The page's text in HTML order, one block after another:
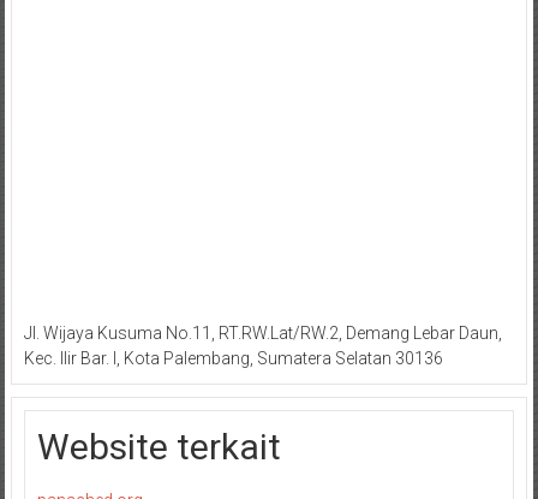
Jl. Wijaya Kusuma No.11, RT.RW.Lat/RW.2, Demang Lebar Daun,
Kec. Ilir Bar. I, Kota Palembang, Sumatera Selatan 30136
Website terkait